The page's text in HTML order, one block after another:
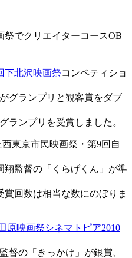
祭でクリエイターコースOB
下北沢映画祭コンペティショ
グランプリと観客賞をダブ
ランプリを受賞しました。
東京市民映画祭・第9回自
翔監督の「くらげくん」が準
回数は相当な数にのぼりま
原映画祭シネマトピア2010
督の「きっかけ」が銀賞、